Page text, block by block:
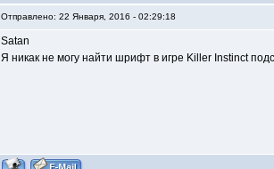
Отправлено: 22 Января, 2016 - 02:29:18
Satan
Я никак не могу найти шрифт в игре Killer Instinct